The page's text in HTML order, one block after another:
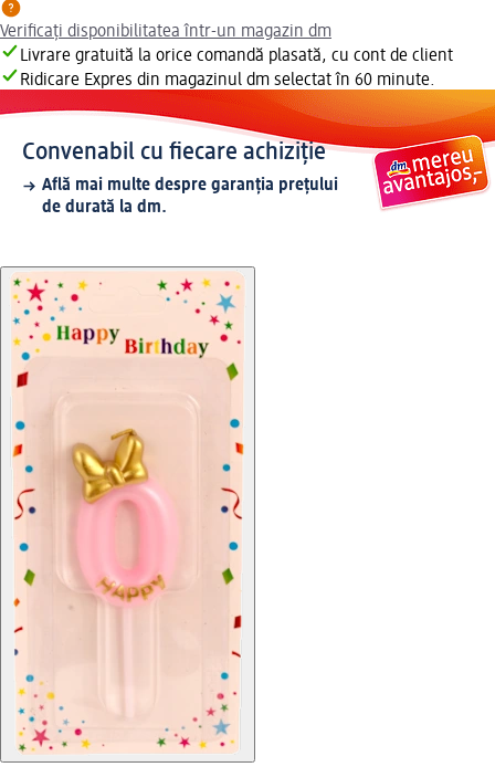
Verificați disponibilitatea într-un magazin dm
Livrare gratuită la orice comandă plasată, cu cont de client
Ridicare Expres din magazinul dm selectat în 60 minute.
Convenabil cu fiecare achiziție
Află mai multe despre garanția prețului
de durată la dm.